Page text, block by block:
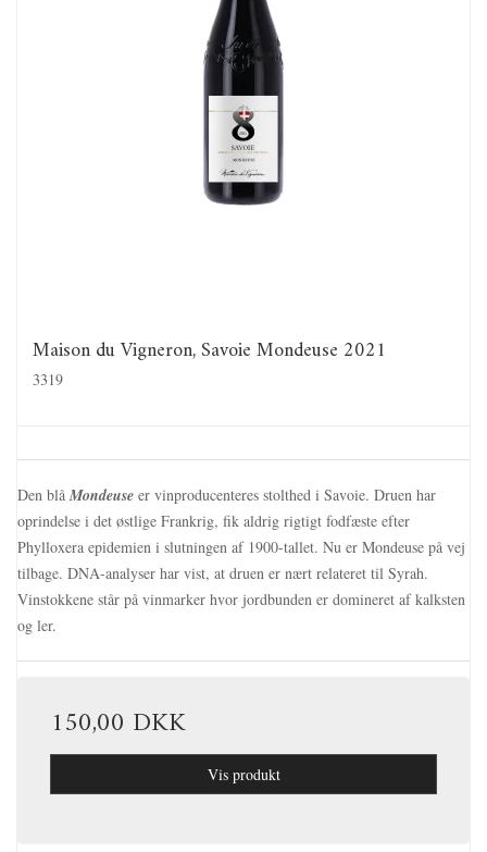
Maison du Vigneron, Savoie Mondeuse 2021
3319
Den blåMondeuse er vinproducenteres stolthed i Savoie. Druen har
oprindelse i det østlige Frankrig, fik aldrig rigtigt fodfæste efter
Phylloxera epidemien i slutningen af 1900-tallet. Nu er Mondeuse på vej
tilbage. DNA-analyser har vist, at druen er nært relateret til Syrah.
Vinstokkene står på vinmarker hvor jordbunden er domineret af kalksten
og ler.
150,00 DKK
Vis produkt